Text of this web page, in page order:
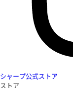
シャープ公式ストア
ストア